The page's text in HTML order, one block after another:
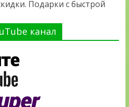
Подарки с быстрой
канал